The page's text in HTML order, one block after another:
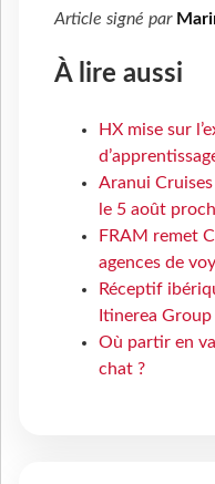
Article signé par
À lire aussi
HX mise sur
Aranui
le 5 août
FRAM remet
agences de
Réceptif
Itinerea Group
Où partir en
chat ?